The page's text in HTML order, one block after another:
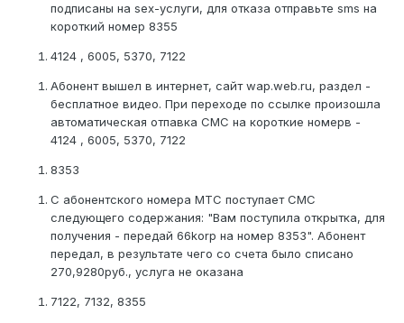
подписаны на sex-услуги, для отказа отправьте sms на
короткий номер 8355
4124 , 6005, 5370, 7122
Абонент вышел в интернет, сайт wap.web.ru, раздел -
бесплатное видео. При переходе по ссылке произошла
автоматическая отпавка СМС на короткие номерв -
4124 , 6005, 5370, 7122
8353
С абонентского номера МТС поступает СМС
следующего содержания: "Вам поступила открытка, для
получения - передай 66korp на номер 8353". Абонент
передал, в результате чего со счета было списано
270,9280руб., услуга не оказана
7122, 7132, 8355